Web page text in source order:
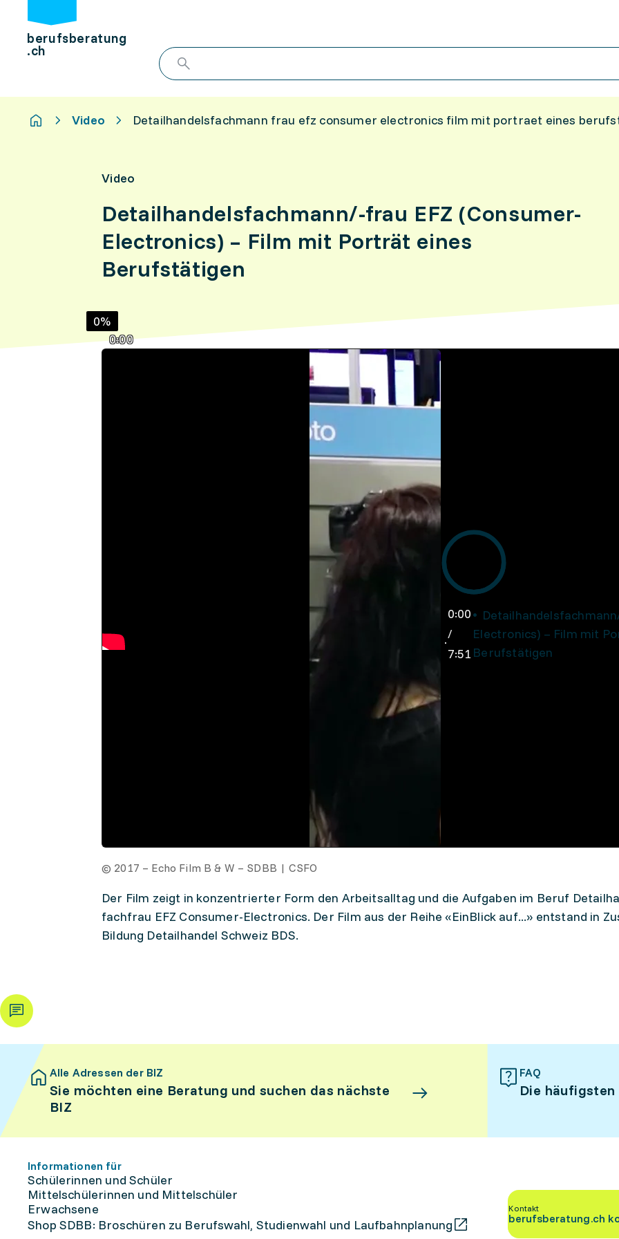
berufsberatung
.ch
Video Detailhandelsfachmann frau efz consumer electronics film mit portraet eines
Video
Detailhandelsfachmann/-frau EFZ (Consumer-
Electronics) – Film mit Porträt eines
Berufstätigen
0:00
0%
0:00
/
7:51
Electronics) – Film mit
Berufstätigen
© 2017 – Echo Film B & W – SDBB | CSFO
Der Film zeigt in konzentrierter Form den Arbeitsalltag und die Aufgaben im Beruf
fachfrau EFZ Consumer-Electronics. Der Film aus der Reihe «EinBlick auf...» entstand in
Bildung Detailhandel Schweiz BDS.
Alle Adressen der BIZ
Sie möchten eine Beratung und suchen das nächste
BIZ
FAQ
Die
Informationen für
Schülerinnen und Schüler
Mittelschülerinnen und Mittelschüler
Erwachsene
Shop SDBB: Broschüren zu Berufswahl, Studienwahl und Laufbahnplanung
Kontakt
berufsberatung.ch